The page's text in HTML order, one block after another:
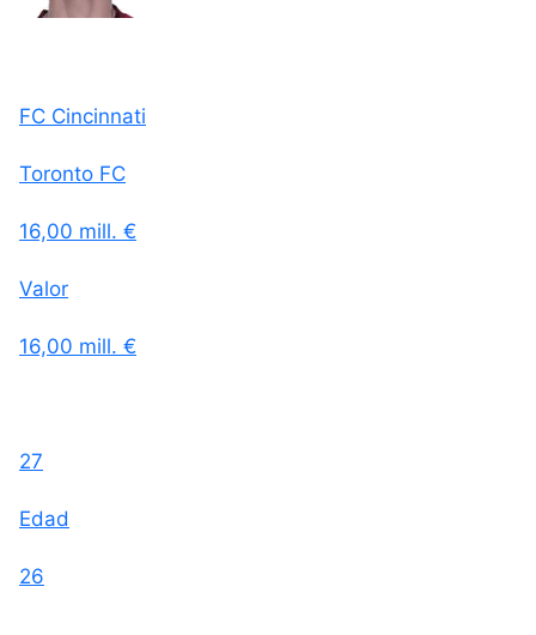
FC Cincinnati
Toronto FC
16,00 mill. €
Valor
16,00 mill. €
27
Edad
26